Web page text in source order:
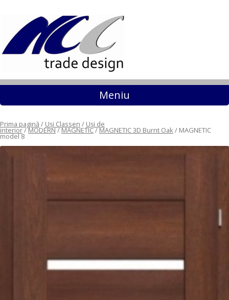
Meniu Sari la conținut
Prima pagină / Uși Classen / Uși de
interior/MODERN/MAGNETIC/MAGNETIC 3D Burnt Oak / MAGNETIC
model 8